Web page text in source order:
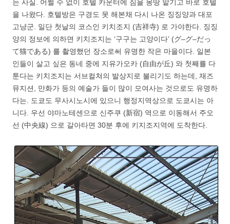
는 사실. 어쩔 수 없이 호텔 카운터에 짐을 몽땅 맡기고 바로 호텔
을 나왔다. 호텔방은 구경도 못 해본채 다시 나온 징징양과 대포
고냥군. 일단 첫날의 코스인 키치조지 (吉祥寺) 로 가야한다. 징징
양의 정보에 의하면 키치조지는 ‘구구는 고양이다’ (グ–グ–だっ
て猫である) 를 촬영했던 장소로써 유명한 작은 마을이다. 일본
인들이 살고 싶은 동네 중에 지유가오카 (自由が丘) 와 첫째를 다
툰다는 키치조지는 서브컬쳐의 발상지로 불리기도 하는데, 재즈
뮤지션, 만화가 등의 예술가 들이 많이 모여사는 것으로도 유명하
다는. 도쿄도 무사시노시에 있으니 행정지역상으로 도쿄시는 아
니다. 우선 야마노테센으로 신주쿠 (新宿) 역으로 이동해서 주오
선 (中央線) 으로 갈아타면 30분 후에 키지조지역에 도착한다.